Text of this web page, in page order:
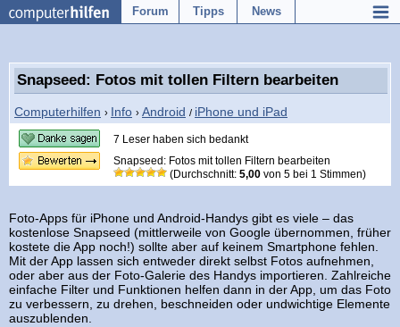
Forum Tipps News
Snapseed: Fotos mit tollen Filtern bearbeiten
Computerhilfen › Info › Android / iPhone und iPad
7 Leser haben sich bedankt
Snapseed: Fotos mit tollen Filtern bearbeiten
(Durchschnitt: 5,00 von 5 bei 1 Stimmen)
Foto-Apps für iPhone und Android-Handys gibt es viele – das
kostenlose Snapseed (mittlerweile von Google übernommen, früher
kostete die App noch!) sollte aber auf keinem Smartphone fehlen.
Mit der App lassen sich entweder direkt selbst Fotos aufnehmen,
oder aber aus der Foto-Galerie des Handys importieren. Zahlreiche
einfache Filter und Funktionen helfen dann in der App, um das Foto
zu verbessern, zu drehen, beschneiden oder undwichtige Elemente
auszublenden.